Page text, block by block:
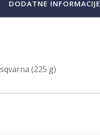
DODATNE INFORMACIJE
(225 g)